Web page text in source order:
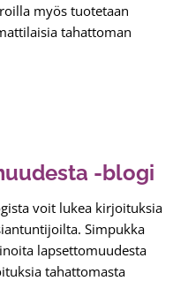
myös tuotetaan
tahattoman
-blogi
voit lukea kirjoituksia
Simpukka
lapsettomuudesta
tahattomasta